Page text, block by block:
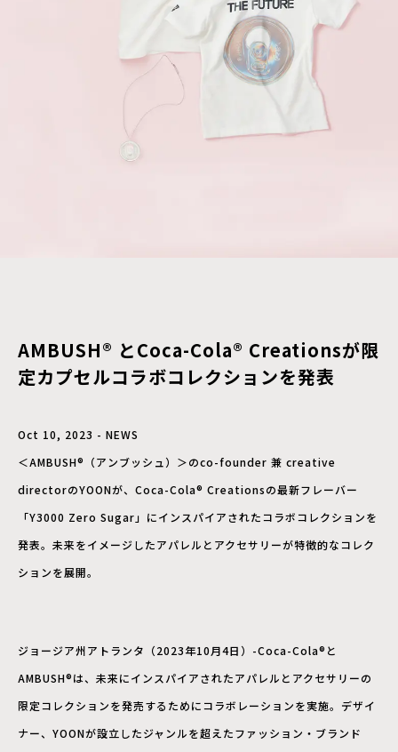
AMBUSH® とCoca-Cola® Creationsが限
定カプセルコラボコレクションを発表
Oct 10, 2023 - NEWS
＜AMBUSH®（アンブッシュ）＞のco-founder 兼 creative
directorのYOONが、Coca-Cola® Creationsの最新フレーバー
「Y3000 Zero Sugar」にインスパイアされたコラボコレクションを
発表。未来をイメージしたアパレルとアクセサリーが特徴的なコレク
ションを展開。
ジョージア州アトランタ（2023年10月4日）-Coca-Cola®と
AMBUSH®は、未来にインスパイアされたアパレルとアクセサリーの
限定コレクションを発売するためにコラボレーションを実施。デザイ
ナー、YOONが設立したジャンルを超えたファッション・ブランド